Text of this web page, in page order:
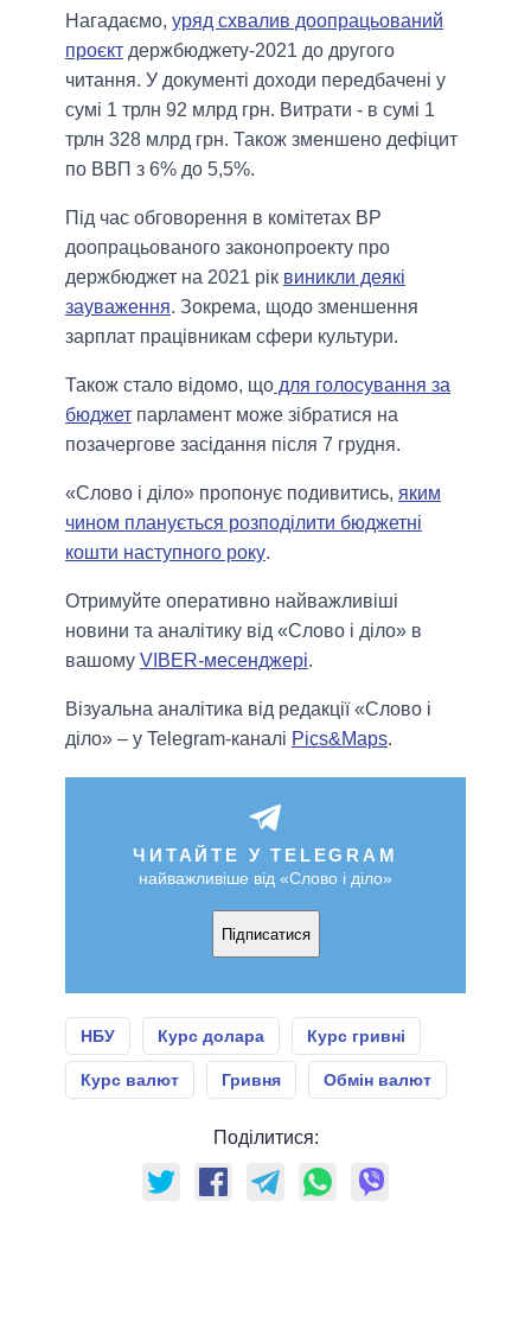
Нагадаємо, уряд схвалив доопрацьований
проєкт держбюджету-2021 до другого
читання. У документі доходи передбачені у
сумі 1 трлн 92 млрд грн. Витрати - в сумі 1
трлн 328 млрд грн. Також зменшено дефіцит
по ВВП з 6% до 5,5%.
Під час обговорення в комітетах ВР
доопрацьованого законопроекту про
держбюджет на 2021 рік виникли деякі
зауваження. Зокрема, щодо зменшення
зарплат працівникам сфери культури.
Також стало відомо, що для голосування за
бюджет парламент може зібратися на
позачергове засідання після 7 грудня.
«Слово і діло» пропонує подивитись, яким
чином планується розподілити бюджетні
кошти наступного року.
Отримуйте оперативно найважливіші
новини та аналітику від «Слово і діло» в
вашому VIBER-месенджері.
Візуальна аналітика від редакції «Слово і
діло» – у Telegram-каналі Pics&Maps.
ЧИТАЙТЕ У TELEGRAM
найважливіше від «Слово і діло»
Підписатися
НБУ Курс долара Курс гривні
Курс валют Гривня Обмін валют
Поділитися: